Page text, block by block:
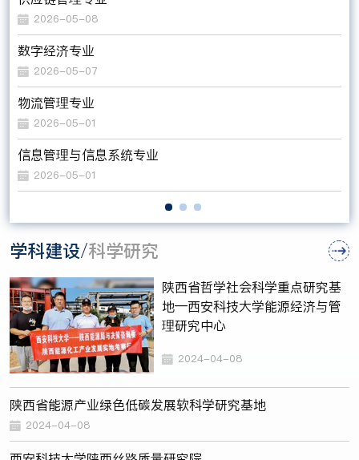
2026-05-08
数字经济专业
2026-05-07
物流管理专业
2026-05-01
信息管理与信息系统专业
2026-05-01
学科建设/科学研究
陕西省哲学社会科学重点研究基
地—西安科技大学能源经济与管
理研究中心
2024-04-08
陕西省能源产业绿色低碳发展软科学研究基地
2024-04-08